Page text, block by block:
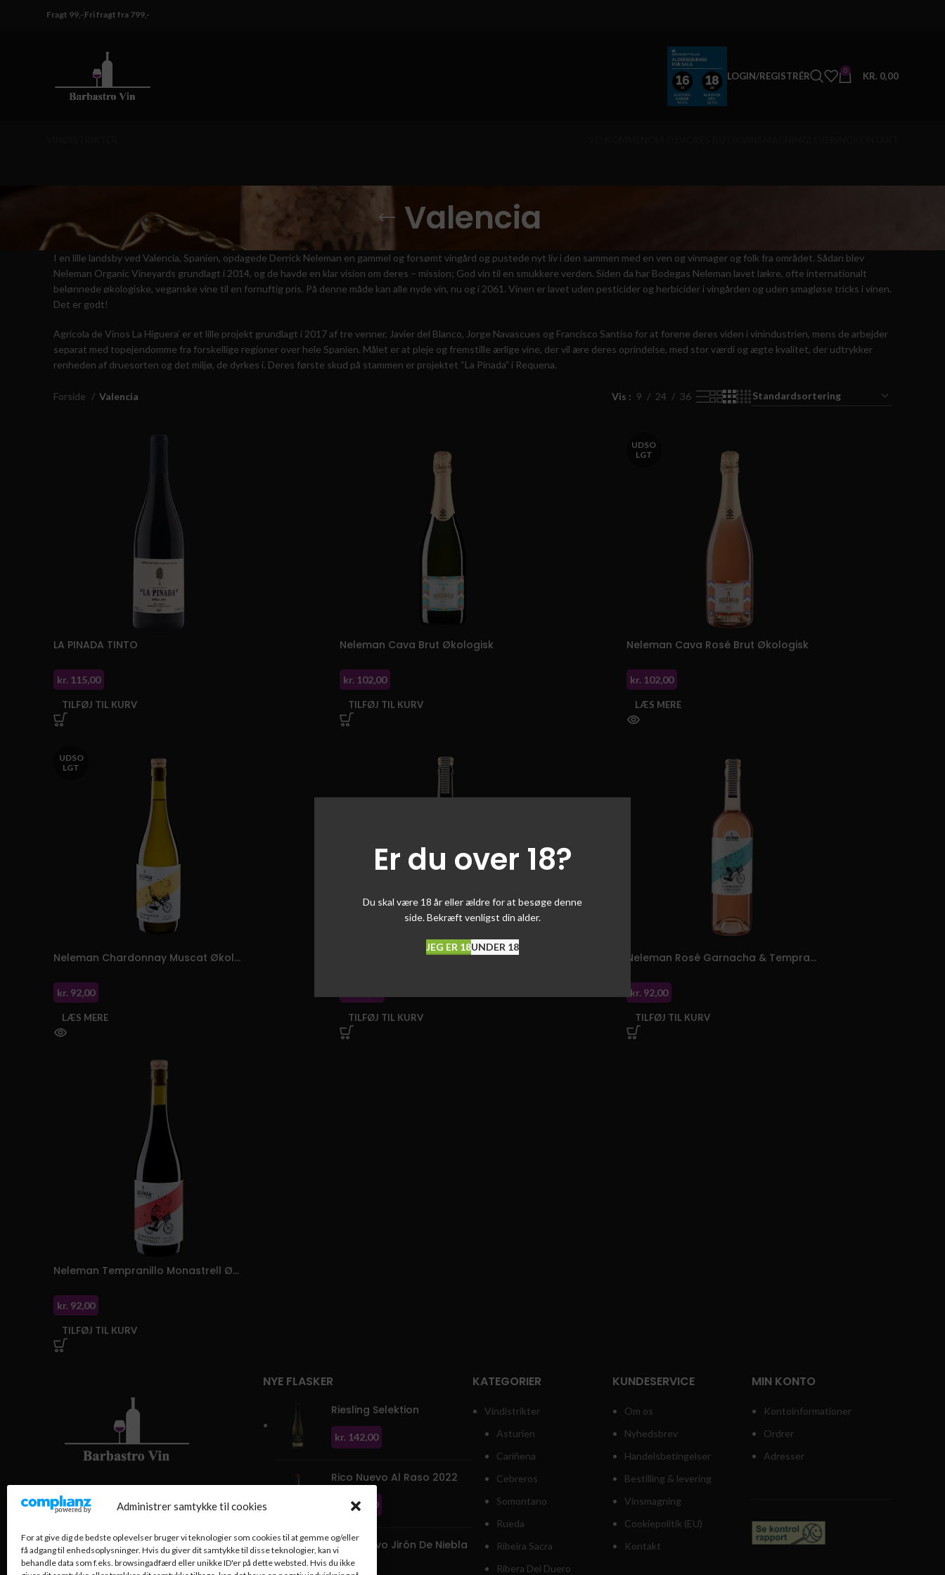
Er du over 18?
Du skal være 18 år eller ældre for at besøge denne
side. Bekræft venligst din alder.
JEG ER 18UNDER 18
Administrer samtykke til cookies
For at give dig de bedste oplevelser bruger vi teknologier som cookies til at gemme og/eller
få adgang til enhedsoplysninger. Hvis du giver dit samtykke til disse teknologier, kan vi
behandle data som f.eks. browsingadfærd eller unikke ID'er på dette websted. Hvis du ikke
Fragt 99,- Fri fragt fra 799,-
LOGIN/REGISTRÉR 0 KR. 0,00
Valencia
I en lille landsby ved Valencia, Spanien, opdagede Derrick Neleman en gammel og forsømt vingård og pustede nyt liv i den sammen med en ven og vinmager og folk fra området. Sådan blev
Neleman Organic Vineyards grundlagt i 2014, og de havde en klar vision om deres – mission; God vin til en smukkere verden. Siden da har Bodegas Neleman lavet lækre, ofte internationalt
belønnede økologiske, veganske vine til en fornuftig pris. På denne måde kan alle nyde vin, nu og i 2061. Vinen er lavet uden pesticider og herbicider i vingården og uden smagløse tricks i vinen.
Det er godt!
Agrícola de Vinos La Higuera’ er et lille projekt grundlagt i 2017 af tre venner, Javier del Blanco, Jorge Navascues og Francisco Santiso for at forene deres viden i vinindustrien, mens de arbejder
separat med topejendomme fra forskellige regioner over hele Spanien. Målet er at pleje og fremstille ærlige vine, der vil ære deres oprindelse, med stor værdi og ægte kvalitet, der udtrykker
renheden af ​​druesorten og det miljø, de dyrkes i. Deres første skud på stammen er projektet “La Pinada” i Requena.
Forside Valencia Vis 9 24 36
LA PINADA TINTO
kr. 115,00
TILFØJ TIL KURV
Neleman Cava Brut Økologisk
kr. 102,00
TILFØJ TIL KURV
UDSO
LGT
Neleman Cava Rosé Brut Økologisk
kr.102,00
LÆS MERE
UDSO
LGT
Neleman Chardonnay Muscat Økologisk 2023
kr. 92,00
LÆS MERE
Neleman Nucli Tinto Økologisk
TILFØJ TIL KURV
Neleman Rosè Garnacha & Tempranillo Økologisk
kr.92,00
TILFØJ TIL KURV
Neleman Tempranillo Monastrell Økologisk 2023
kr. 92,00
TILFØJ TIL KURV
Kongens Lyngby
Telefon: 29257173 (Morten)
NYE FLASKER
Riesling Selektion
kr. 142,00
Rico Nuevo Al Raso 2022
292,00
Rico Nuevo Jirón De Niebla
2021
KATEGORIER
Vindistrikter
Asturien
Cariñena
Cebreros
Somontano
Rueda
Ribeira Sacra
Ribera Del Duero
KUNDESERVICE
Om os
Nyhedsbrev
Handelsbetingelser
Bestilling & levering
Vinsmagning
Cookiepolitik (EU)
Kontakt
MIN KONTO
Kontoinformationer
Ordrer
Adresser